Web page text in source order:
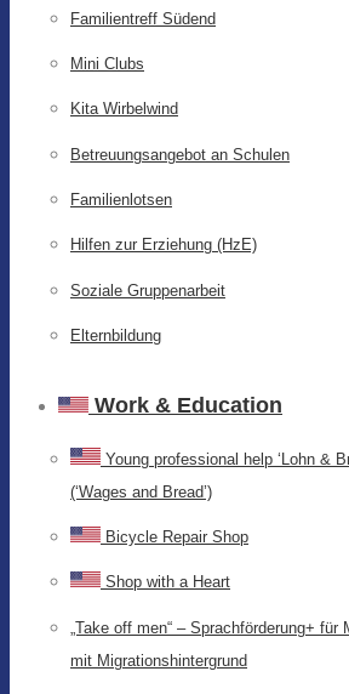
Familientreff Südend
Mini Clubs
Kita Wirbelwind
Betreuungsangebot an Schulen
Familienlotsen
Hilfen zur Erziehung (HzE)
Soziale Gruppenarbeit
Elternbildung
Work & Education
Young professional help ‘Lohn &
(‘Wages and Bread’)
Bicycle Repair Shop
Shop with a Heart
„Take off men“ – Sprachförderung+ für
mit Migrationshintergrund